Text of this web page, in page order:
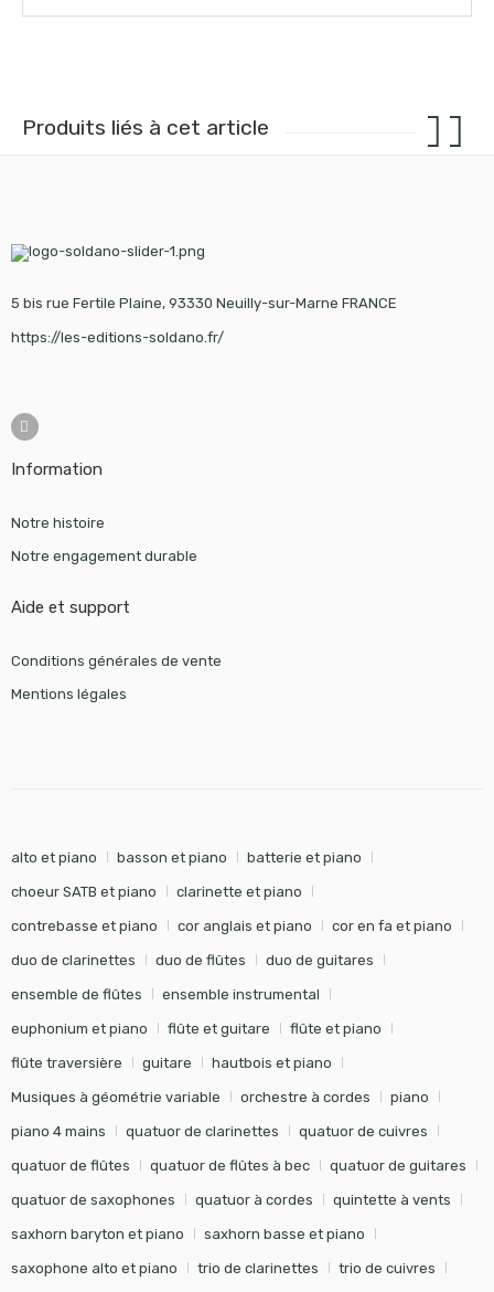
Produits liés à cet article
5 bis rue Fertile Plaine, 93330 Neuilly-sur-Marne FRANCE
https://les-editions-soldano.fr/
Information
Notre histoire
Notre engagement durable
Aide et support
Conditions générales de vente
Mentions légales
alto et piano basson et piano batterie et piano
choeur SATB et piano clarinette et piano
contrebasse et piano cor anglais et piano cor en fa et piano
duo de clarinettes duo de flûtes duo de guitares
ensemble de flûtes ensemble instrumental
euphonium et piano flûte et guitare flûte et piano
flûte traversière guitare hautbois et piano
Musiques à géométrie variable orchestre à cordes piano
piano 4 mains quatuor de clarinettes quatuor de cuivres
quatuor de flûtes quatuor de flûtes à bec quatuor de guitares
quatuor de saxophones quatuor à cordes quintette à vents
saxhorn baryton et piano saxhorn basse et piano
saxophone alto et piano trio de clarinettes trio de cuivres